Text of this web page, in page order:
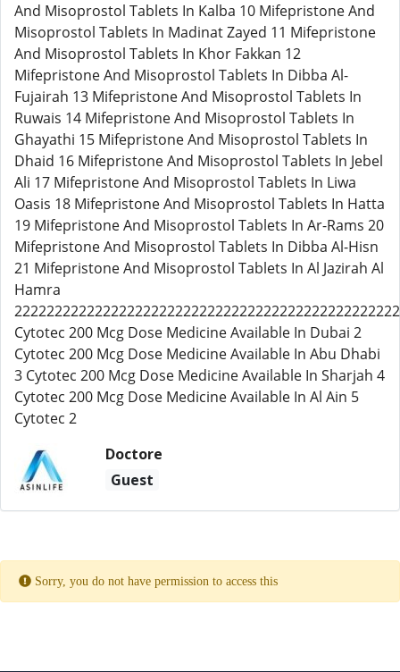
And Misoprostol Tablets In Kalba 10 Mifepristone And
Misoprostol Tablets In Madinat Zayed 11 Mifepristone
And Misoprostol Tablets In Khor Fakkan 12
Mifepristone And Misoprostol Tablets In Dibba Al-
Fujairah 13 Mifepristone And Misoprostol Tablets In
Ruwais 14 Mifepristone And Misoprostol Tablets In
Ghayathi 15 Mifepristone And Misoprostol Tablets In
Dhaid 16 Mifepristone And Misoprostol Tablets In Jebel
Ali 17 Mifepristone And Misoprostol Tablets In Liwa
Oasis 18 Mifepristone And Misoprostol Tablets In Hatta
19 Mifepristone And Misoprostol Tablets In Ar-Rams 20
Mifepristone And Misoprostol Tablets In Dibba Al-Hisn
21 Mifepristone And Misoprostol Tablets In Al Jazirah Al
Hamra
Cytotec 200 Mcg Dose Medicine Available In Dubai 2
Cytotec 200 Mcg Dose Medicine Available In Abu Dhabi
3 Cytotec 200 Mcg Dose Medicine Available In Sharjah 4
Cytotec 200 Mcg Dose Medicine Available In Al Ain 5
Cytotec 2
Doctore
Guest
Sorry, you do not have permission to access this